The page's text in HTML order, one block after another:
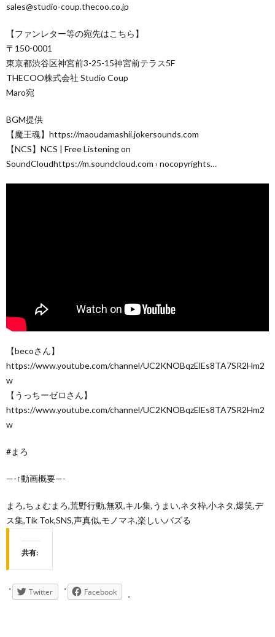
sales@studio-coup.thecoo.co.jp
【ファンレター等の宛先はこちら】
〒150-0001
東京都渋谷区神宮前3-25-15神宮前テラス5F
THECOO株式会社 Studio Coup
Maro宛
BGM提供
【魔王魂】https://maoudamashii.jokersounds.com
【NCS】NCS | Free Listening on
SoundCloudhttps://m.soundcloud.com › nocopyrights…
【becoさん】
https://www.youtube.com/channel/UC2KNOBqzElEs8TA7SR2Hm2
w
【うっちーゼロさん】
https://www.youtube.com/channel/UC2KNOBqzElEs8TA7SR2Hm2
w
#まろ
—-↑動画概要—-
まろ,ちょむまろ,荒野行動,無双,キル集,うまい,ネタ枠,小ネタ,爆笑,デ
ス集,Tik Tok,SNS,声真似,モノマネ,楽しい,バズる
共有:
Twitter Facebook